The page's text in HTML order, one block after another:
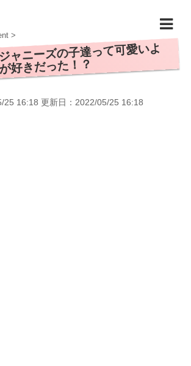
>
ャニーズの子達って可愛いよ
好きだった！？
16:18 更新日： 2022/05/25 16:18